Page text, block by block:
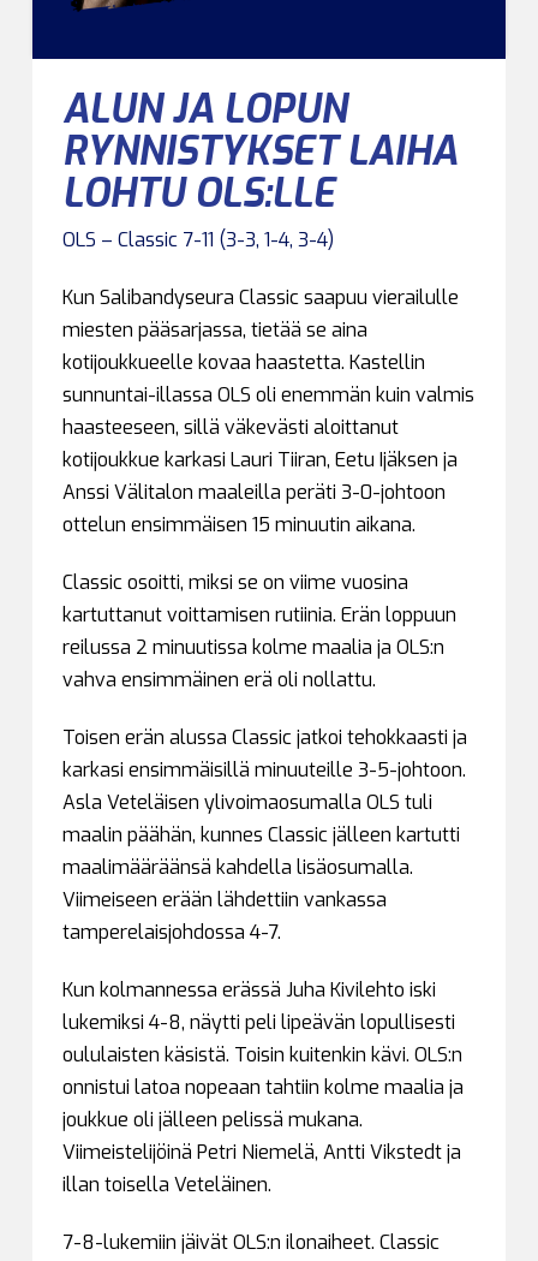
ALUN JA LOPUN
RYNNISTYKSET LAIHA
LOHTU OLS:LLE
OLS – Classic 7-11 (3-3, 1-4, 3-4)
Kun Salibandyseura Classic saapuu vierailulle
miesten pääsarjassa, tietää se aina
kotijoukkueelle kovaa haastetta. Kastellin
sunnuntai-illassa OLS oli enemmän kuin valmis
haasteeseen, sillä väkevästi aloittanut
kotijoukkue karkasi Lauri Tiiran, Eetu Ijäksen ja
Anssi Välitalon maaleilla peräti 3-0-johtoon
ottelun ensimmäisen 15 minuutin aikana.
Classic osoitti, miksi se on viime vuosina
kartuttanut voittamisen rutiinia. Erän loppuun
reilussa 2 minuutissa kolme maalia ja OLS:n
vahva ensimmäinen erä oli nollattu.
Toisen erän alussa Classic jatkoi tehokkaasti ja
karkasi ensimmäisillä minuuteille 3-5-johtoon.
Asla Veteläisen ylivoimaosumalla OLS tuli
maalin päähän, kunnes Classic jälleen kartutti
maalimääräänsä kahdella lisäosumalla.
Viimeiseen erään lähdettiin vankassa
tamperelaisjohdossa 4-7.
Kun kolmannessa erässä Juha Kivilehto iski
lukemiksi 4-8, näytti peli lipeävän lopullisesti
oululaisten käsistä. Toisin kuitenkin kävi. OLS:n
onnistui latoa nopeaan tahtiin kolme maalia ja
joukkue oli jälleen pelissä mukana.
Viimeistelijöinä Petri Niemelä, Antti Vikstedt ja
illan toisella Veteläinen.
7-8-lukemiin jäivät OLS:n ilonaiheet. Classic